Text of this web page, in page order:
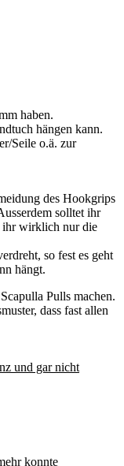
haben.
hängen kann.
Seile o.ä. zur
des Hookgrips
solltet ihr
ihr wirklich nur die
so fest es geht
hängt.
Pulls machen.
dass fast allen
und gar nicht
konnte